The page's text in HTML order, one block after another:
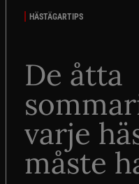
HÄSTÄGARTIPS
De åtta
varje
måste